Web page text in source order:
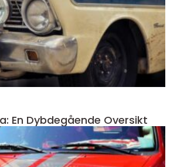
En Dybdegående Oversikt